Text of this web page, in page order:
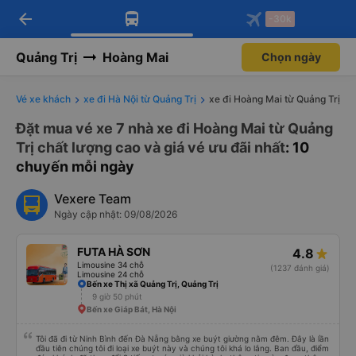
Tải app Vexere ngay!
Nhận ưu đãi thành viên độc
Mở app
Tải app Vexere
-30k/ghế khi đặt vé máy bay qua
Mở app
arrow_back -30k
Quảng Trị Hoàng Mai Chọn ngày
Vé xe khách xe đi Hà Nội từ Quảng Trị xe đi Hoàng Mai từ Quảng Trị
Đặt mua vé xe 7 nhà xe đi Hoàng Mai từ Quảng
Trị chất lượng cao và giá vé ưu đãi nhất: 10
chuyến mỗi ngày
Vexere Team
Ngày cập nhật: 09/08/2026
FUTA HÀ SƠN
Limousine 34 chỗ
Limousine 24 chỗ
4.8
(1237 đánh giá)
Bến xe Thị xã Quảng Trị, Quảng Trị
9 giờ 50 phút
Bến xe Giáp Bát, Hà Nội
Tôi đã đi từ Ninh Bình đến Đà Nẵng bằng xe buýt giường nằm đêm. Đây là lần
đầu tiên chúng tôi đi loại xe buýt này và chúng tôi khá lo lắng. Ban đầu, điểm